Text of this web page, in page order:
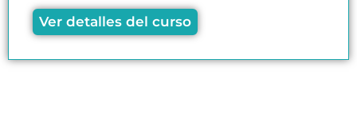
Ver detalles del curso